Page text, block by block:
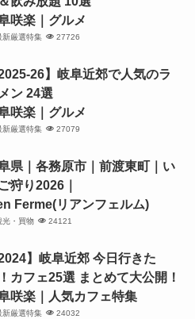
咲楽｜グルメ
新厳選特集 27726
2025-26】岐阜近郊で人気のラ
ン 24選
咲楽｜グルメ
新厳選特集 27079
県｜各務原市｜前渡東町｜い
狩り2026｜
Ferme(リアンフェルム)
光・買物 24121
2024】岐阜近郊 今日行きた
カフェ25選 まとめて大公開！
咲楽｜人気カフェ特集
新厳選特集 24032